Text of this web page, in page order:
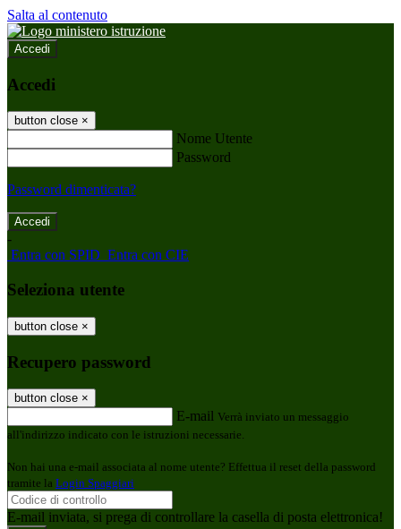
Salta al contenuto
Accedi
Accedi
button close ×
Nome Utente
Password
Password dimenticata?
-
Entra con SPID Entra con CIE
Seleziona utente
button close ×
Recupero password
button close ×
E-mail Verrà inviato un messaggio
all'indirizzo indicato con le istruzioni necessarie.
Non hai una e-mail associata al nome utente? Effettua il reset della password
tramite la Login Spaggiari
E-mail inviata, si prega di controllare la casella di posta elettronica!